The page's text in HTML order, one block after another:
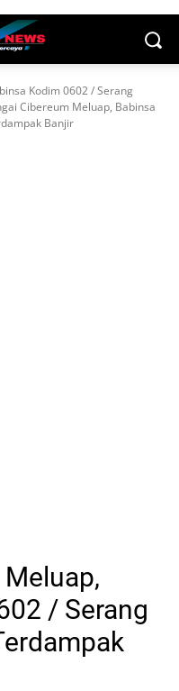
Kodim 0602 / Serang
Cibereum Meluap, Babinsa
Banjir
/ Serang